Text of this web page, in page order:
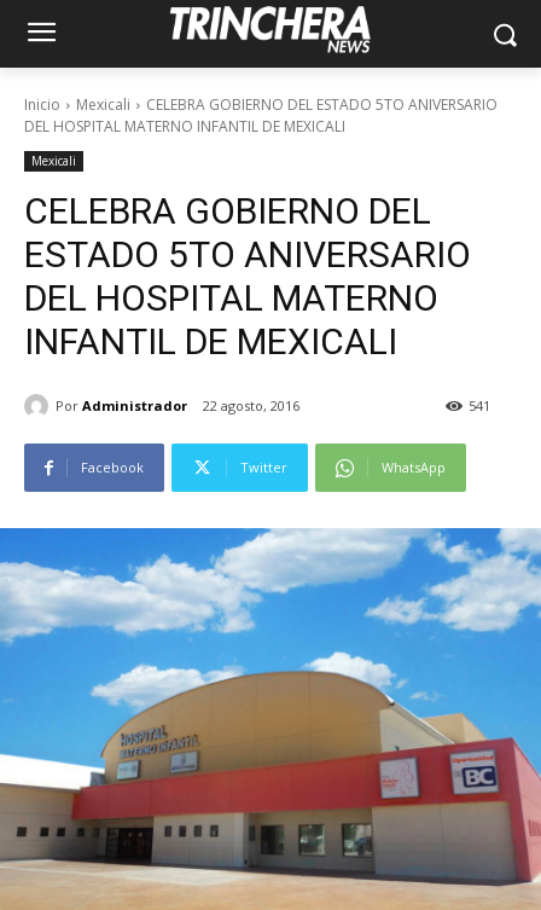
Inicio Mexicali
CELEBRA GOBIERNO DEL ESTADO 5TO ANIVERSARIO
DEL HOSPITAL MATERNO INFANTIL DE MEXICALI
Mexicali
CELEBRA GOBIERNO DEL
ESTADO 5TO ANIVERSARIO
DEL HOSPITAL MATERNO
INFANTIL DE MEXICALI
Por Administrador 22 agosto, 2016 541
Facebook Twitter WhatsApp